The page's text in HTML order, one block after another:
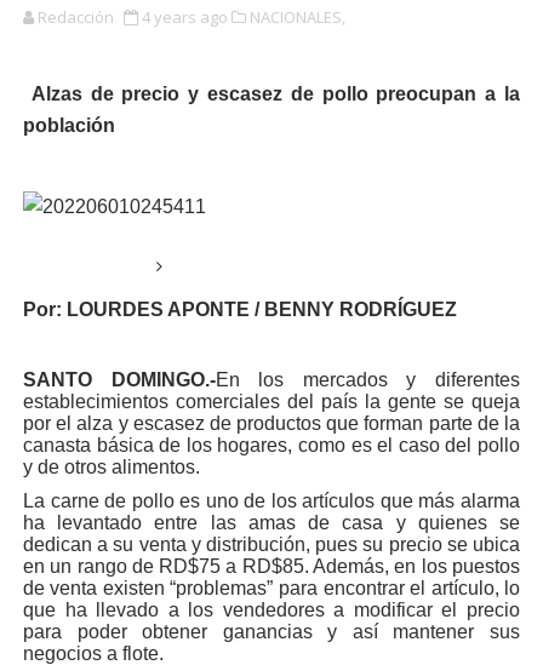
Redacción 4 years ago NACIONALES,
Alzas de precio y escasez de pollo preocupan a la
población
Por: LOURDES APONTE / BENNY RODRÍGUEZ
SANTO DOMINGO.-En los mercados y diferentes
establecimientos comerciales del país la gente se queja
por el alza y escasez de productos que forman parte de la
canasta básica de los hogares, como es el caso del pollo
y de otros alimentos.
La carne de pollo es uno de los artículos que más alarma
ha levantado entre las amas de casa y quienes se
dedican a su venta y distribución, pues su precio se ubica
en un rango de RD$75 a RD$85. Además, en los puestos
de venta existen “problemas” para encontrar el artículo, lo
que ha llevado a los vendedores a modificar el precio
para poder obtener ganancias y así mantener sus
negocios a flote.